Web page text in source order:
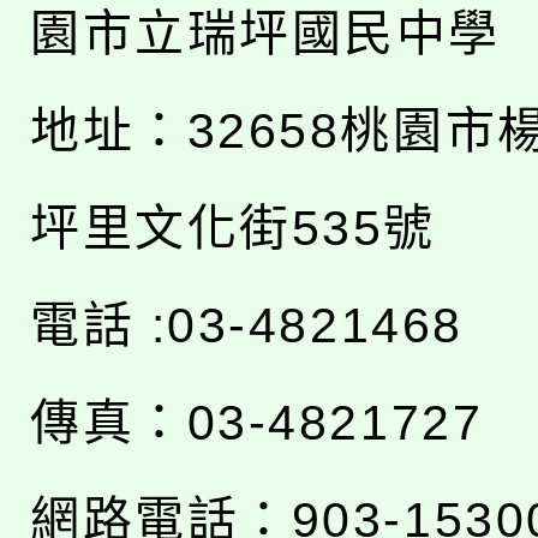
園市立瑞坪國民中學
地址： 32658桃園市
坪里文化街535號
電話 :03-4821468
傳真：03-4821727
網路電話：903-